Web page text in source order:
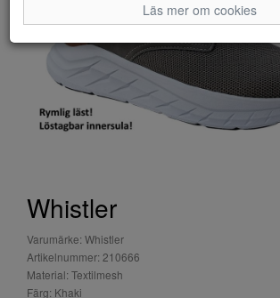
Whistler
Varumärke: Whistler
Artikelnummer: 210666
Material: Textilmesh
Färg: Khaki
Läs mer om cookies